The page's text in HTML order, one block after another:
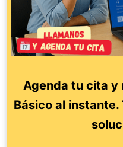
Agenda tu cita y
Básico al instante.